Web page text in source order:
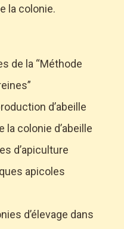
la colonie.
de la “Méthode
d’abeille
colonie d’abeille
d’apiculture
apicoles
d’élevage dans